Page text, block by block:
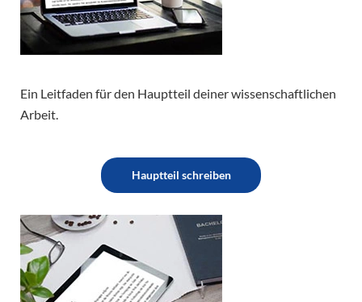
Ein Leitfaden für den Hauptteil deiner wissenschaftlichen
Arbeit.
Hauptteil schreiben